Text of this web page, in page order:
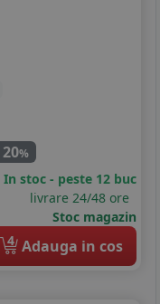
20%
In stoc - peste 12 buc
livrare 24/48 ore
Stoc magazin
4 Adauga in cos